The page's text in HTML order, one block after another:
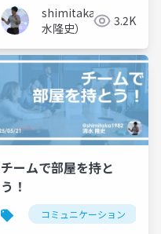
shimitaka（清
水隆史）
3.2K
アジャイル
チームで部屋を持と
う！
コミュニケーション